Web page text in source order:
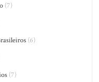
(7)
(6)
(7)